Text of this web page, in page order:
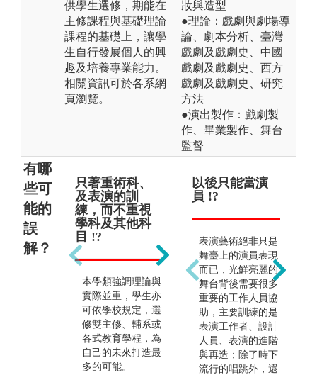
供學生選修，期能在
主修課程與基礎理論
課程的基礎上，讓學
生自行發展個人的興
趣及培養專業能力。
相關資訊可於各系網
頁瀏覽。
妝與造型
●理論：戲劇與劇場導
論、劇本分析、臺灣
戲劇及戲劇史、中國
戲劇及戲劇史、西方
戲劇及戲劇史、研究
方法
●演出製作：戲劇製
作、畢業製作、舞台
監督
有哪
些可
能的
誤
解？
只著重術科、
及表演的訓
練，而不重視
學科及其他科
目 !?
本學類強調理論與
實際並重，學生亦
可依學校規定，選
修雙主修、輔系或
各式教育學程，為
自己的未來打造最
多的可能。
畢業後只能當
演奏家 !?
本學類生涯發展多
元，除了可以當音
樂教師外，亦可跨
足藝文產業、流行
音樂產業等。
以後只能當演
員 !?
表演藝術絕非只是
舞臺上的演員表現
而已，光鮮亮麗的
舞台背後需要很多
重要的工作人員協
助，主要訓練的是
表演工作者、設計
人員、表演的進階
與再造；除了時下
流行的唱跳外，還